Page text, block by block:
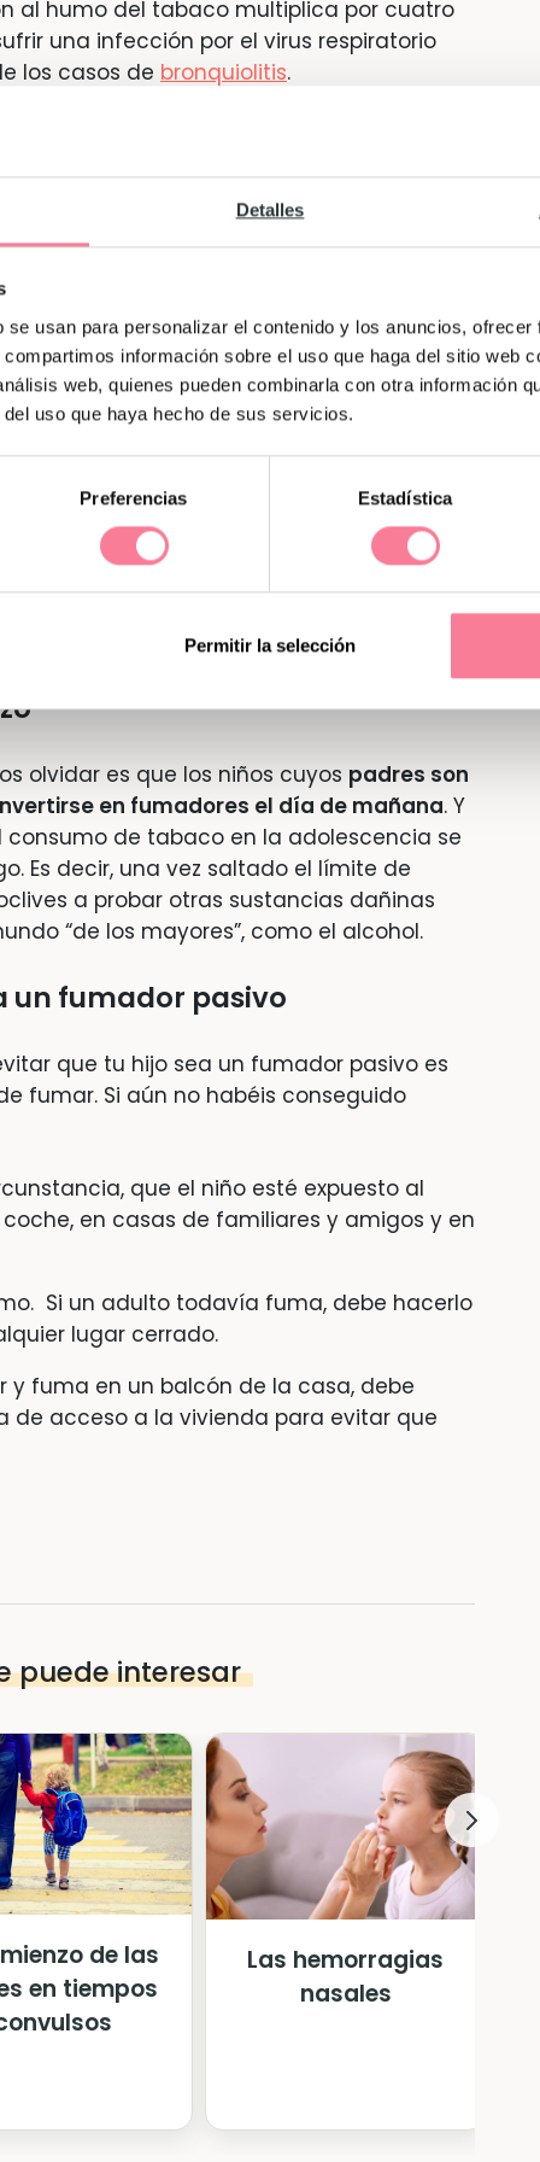
Detalles
usan para personalizar el contenido y los anuncios,
información sobre el uso que haga del sitio web
web, quienes pueden combinarla con otra información
uso que haya hecho de sus servicios.
Preferencias Estadística
Permitir la selección
al humo del tabaco multiplica por cuatro
una infección por el virus respiratorio
los casos de bronquiolitis.
el que inhala el fumador; el humo de
el ambiente mientras se fuma, y luego el
residual que persiste después
que se depositan en el polvo y quedan
y alfombras o el las paredes durante
mecheros, arsénico, plomo, monóxido de
olvidar es que los niños cuyos padres son
en fumadores el día de mañana. Y
consumo de tabaco en la adolescencia se
Es decir, una vez saltado el límite de
a probar otras sustancias dañinas
“de los mayores”, como el alcohol.
un fumador pasivo
que tu hijo sea un fumador pasivo es
fumar. Si aún no habéis conseguido
que el niño esté expuesto al
en casas de familiares y amigos y en
Si un adulto todavía fuma, debe hacerlo
lugar cerrado.
y fuma en un balcón de la casa, debe
acceso a la vivienda para evitar que
puede interesar
de las
en tiempos
Las hemorragias
nasales